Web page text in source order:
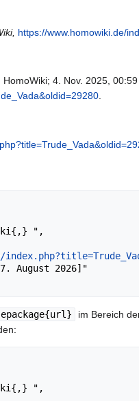
https://www.homowiki.de/
4. Nov. 2025,
im Bereich